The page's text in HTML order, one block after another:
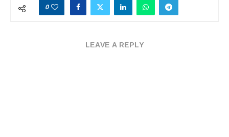
0
LEAVE A REPLY